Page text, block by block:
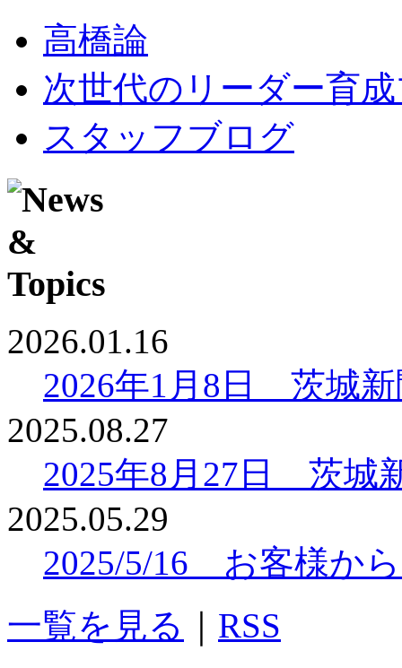
高橋論
次世代のリーダー育
スタッフブログ
2026.01.16
2026年1月8日 茨城
2025.08.27
2025年8月27日 茨城
2025.05.29
2025/5/16 お客様か
一覧を見る
RSS